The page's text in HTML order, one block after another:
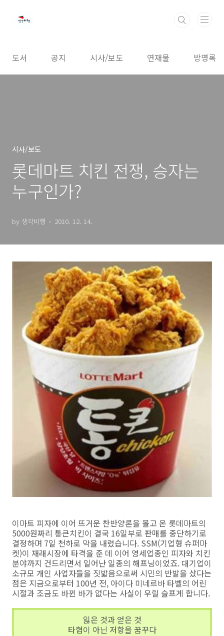
도서 공지 시사/보도 연재물 방명록
시사/보도
롯데마트 치킨 전쟁, 승자는
누구인가?
by 생각비행 2010. 12. 14.
이마트 피자에 이어 뜨거운 찬반양론을 몰고 온 롯데마트의
5000원짜리 통큰치킨이 결국 16일부로 판매를 중단하기로
결정하며 7일 천하로 막을 내렸습니다. SSM(기업형 슈퍼마
켓)이 재래시장에 타격을 준 데 이어 영세업종인 피자와 치킨
분야까지 건드리면서 일어난 일종의 해프닝이었죠. 대기업이
소규모 개인 사업자들을 짓밟음으로써 시민의 반발을 샀다는
점은 지금으로부터 100년 전, 아이다 미네르바 타벨의 어린
시절과 조금도 바뀐 바가 없다는 사실이 우릴 슬프게 합니다.
잃은 것과 얻은 것
타협이 아닌 저항을 꿈꾸다